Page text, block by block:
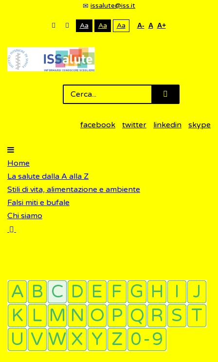
issalute@iss.it
Aa Aa Aa A- A A+
facebook twitter linkedin skype
Home
La salute dalla A alla Z
Stili di vita, alimentazione e ambiente
Falsi miti e bufale
Chi siamo